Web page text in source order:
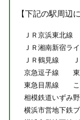
【下記の駅周辺
ＪＲ京浜東北線
ＪＲ湘南新宿ラ
ＪＲ鶴見線
京急逗子線
東急目黒線
相模鉄道いずみ
横浜市営地下鉄